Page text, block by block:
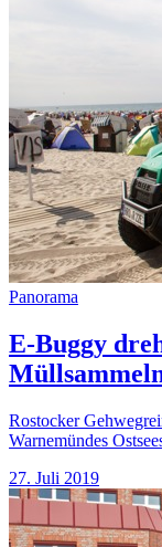
Panorama
E-Buggy
Rostocker
Warnemündes
27. Juli 2019